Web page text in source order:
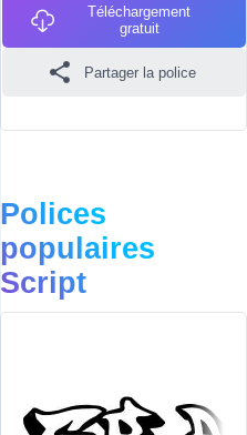
Téléchargement
gratuit
Partager la police
Polices
populaires
Script